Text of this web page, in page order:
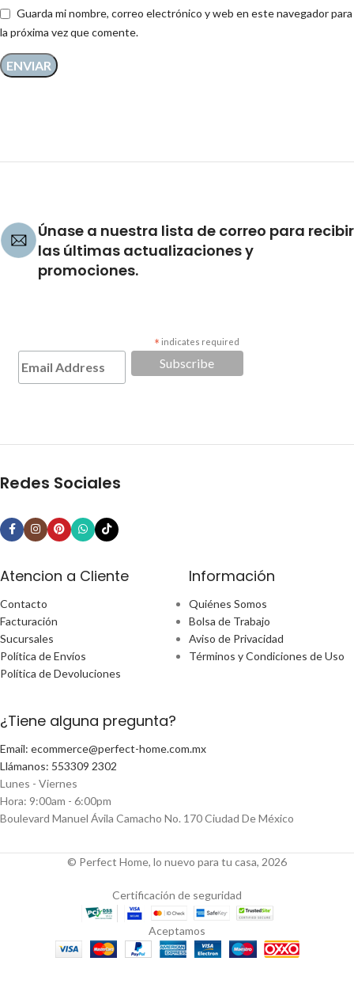
Guarda mi nombre, correo electrónico y web en este navegador para
la próxima vez que comente.
Únase a nuestra lista de correo para recibir
las últimas actualizaciones y
promociones.
* indicates required
Redes Sociales
Atencion a Cliente
Contacto
Facturación
Sucursales
Política de Envíos
Política de Devoluciones
Información
Quiénes Somos
Bolsa de Trabajo
Aviso de Privacidad
Términos y Condiciones de Uso
¿Tiene alguna pregunta?
Email: ecommerce@perfect-home.com.mx
Llámanos: 553309 2302
Lunes - Viernes
Hora: 9:00am - 6:00pm
Boulevard Manuel Ávila Camacho No. 170 Ciudad De México
© Perfect Home, lo nuevo para tu casa, 2026
Certificación de seguridad
Aceptamos